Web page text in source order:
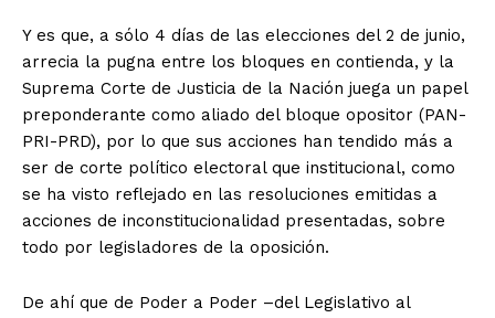
Y es que, a sólo 4 días de las elecciones del 2 de junio,
arrecia la pugna entre los bloques en contienda, y la
Suprema Corte de Justicia de la Nación juega un papel
preponderante como aliado del bloque opositor (PAN-
PRI-PRD), por lo que sus acciones han tendido más a
ser de corte político electoral que institucional, como
se ha visto reflejado en las resoluciones emitidas a
acciones de inconstitucionalidad presentadas, sobre
todo por legisladores de la oposición.
De ahí que de Poder a Poder –del Legislativo al